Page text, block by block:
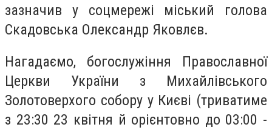
зазначив у соцмережі міський голова
Скадовська Олександр Яковлєв.
Нагадаємо, богослужіння Православної
Церкви України з Михайлівського
Золотоверхого собору у Києві (триватиме
з 23:30 23 квітня й орієнтовно до 03:00 -